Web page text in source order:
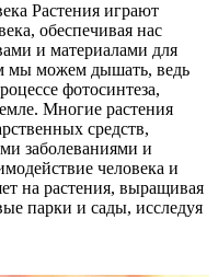
Растения играют
обеспечивая нас
и материалами для
мы можем дышать, ведь
фотосинтеза,
Многие растения
средств,
заболеваниями и
человека и
на растения, выращивая
парки и сады, исследуя